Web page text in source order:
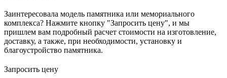
Заинтересовала модель памятника или мемориального
комплекса? Нажмите кнопку "Запросить цену", и мы
пришлем вам подробный расчет стоимости на изготовление,
доставку, а также, при необходимости, установку и
благоустройство памятника.
Запросить цену